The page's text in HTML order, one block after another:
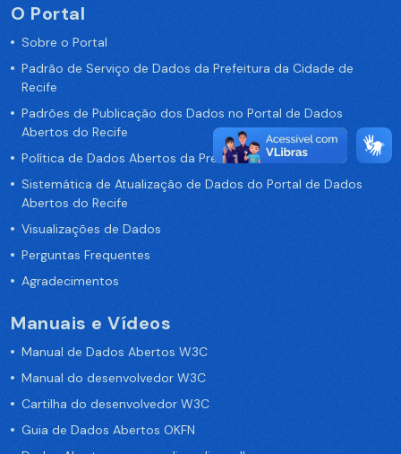
O Portal
Sobre o Portal
Padrão de Serviço de Dados da Prefeitura da Cidade de
Recife
Padrões de Publicação dos Dados no Portal de Dados
Abertos do Recife
Política de Dados Abertos da Prefeitura do Recife
Sistemática de Atualização de Dados do Portal de Dados
Abertos do Recife
Visualizações de Dados
Perguntas Frequentes
Agradecimentos
Manuais e Vídeos
Manual de Dados Abertos W3C
Manual do desenvolvedor W3C
Cartilha do desenvolvedor W3C
Guia de Dados Abertos OKFN